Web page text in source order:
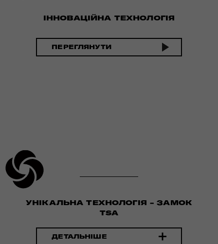
ІННОВАЦІЙНА ТЕХНОЛОГІЯ
ПЕРЕГЛЯНУТИ
УНІКАЛЬНА ТЕХНОЛОГІЯ - ЗАМОК
TSA
ДЕТАЛЬНІШЕ